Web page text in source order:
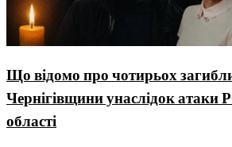
Що відомо про чотирьох
Чернігівщини унаслідок атаки
області